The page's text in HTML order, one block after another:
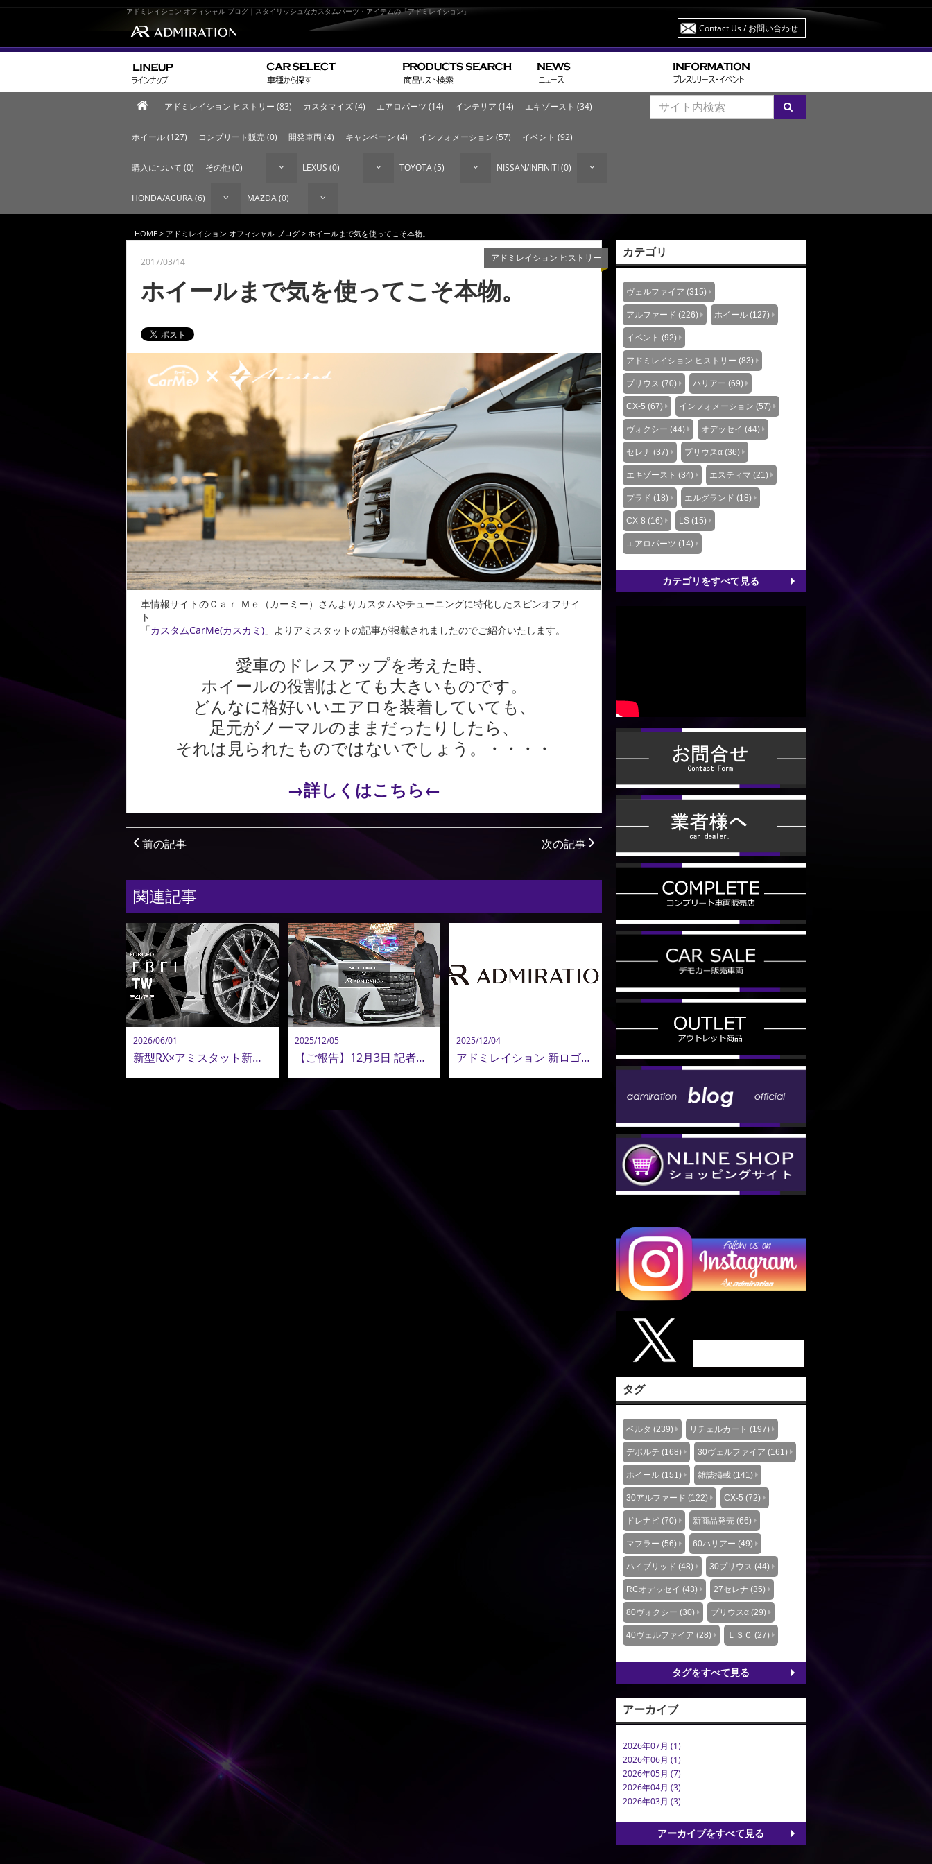
アドミレイション オフィシャル ブログ｜スタイリッシュなカスタムパーツ・アイテムの「アドミレイション」
Contact Us/ お問い合わせ
アドミレイション ヒストリー (83) カスタマイズ (4) エアロパーツ (14) インテリア (14) エキゾースト (34)
ホイール (127) コンプリート販売 (0) 開発車両 (4) キャンペーン (4) インフォメーション (57) イベント (92)
購入について (0) その他 (0) LEXUS (0) TOYOTA (5) NISSAN/INFINITI (0)
HONDA/ACURA (6) MAZDA (0)
HOME > アドミレイション オフィシャル ブログ > ホイールまで気を使ってこそ本物。
アドミレイション ヒストリー
2017/03/14
ホイールまで気を使ってこそ本物。
車情報サイトのＣａｒ Ｍｅ（カーミー）さんよりカスタムやチューニングに特化したスピンオフサイ
ト
「カスタムCarMe(カスカミ) 」よりアミスタットの記事が掲載されましたのでご紹介いたします。
愛車のドレスアップを考えた時、
ホイールの役割はとても大きいものです。
どんなに格好いいエアロを装着していても、
足元がノーマルのままだったりしたら、
それは見られたものではないでしょう。・・・・
→詳しくはこちら←
前の記事 次の記事
関連記事
2026/06/01
新型RX×アミスタット新作24インチ鍛造ホイールが圧巻！新型アルヴェル・LM用22インチも追加決定！
2025/12/05
【ご報告】12月3日 記者発表への御礼と、アドミレイションのこれから
2025/12/04
アドミレイション 新ロゴ発表のお知らせ
カテゴリ
ヴェルファイア (315)
アルファード (226) ホイール (127)
イベント (92)
アドミレイション ヒストリー (83)
プリウス (70) ハリアー (69)
CX-5 (67) インフォメーション (57)
ヴォクシー (44) オデッセイ (44)
セレナ (37) プリウスα (36)
エキゾースト (34) エスティマ (21)
プラド (18) エルグランド (18)
CX-8 (16) LS (15)
エアロパーツ (14)
カテゴリをすべて見る
タグ
ベルタ (239) リチェルカート (197)
デポルテ (168) 30ヴェルファイア (161)
ホイール (151) 雑誌掲載 (141)
30アルファード (122) CX-5 (72)
ドレナビ (70) 新商品発売 (66)
マフラー (56) 60ハリアー (49)
ハイブリッド (48) 30プリウス (44)
RCオデッセイ (43) 27セレナ (35)
80ヴォクシー (30) プリウスα (29)
40ヴェルファイア (28) ＬＳＣ (27)
タグをすべて見る
アーカイブ
2026年07月 (1)
2026年06月 (1)
2026年05月 (7)
2026年04月 (3)
2026年03月 (3)
アーカイブをすべて見る